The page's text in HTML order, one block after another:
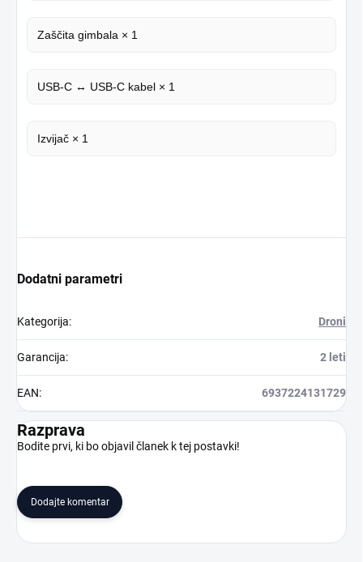
Zaščita gimbala × 1
USB-C ↔ USB-C kabel × 1
Izvijač × 1
Dodatni parametri
Kategorija: Droni
Garancija: 2 leti
EAN: 6937224131729
Razprava
Bodite prvi, ki bo objavil članek k tej postavki!
Dodajte komentar